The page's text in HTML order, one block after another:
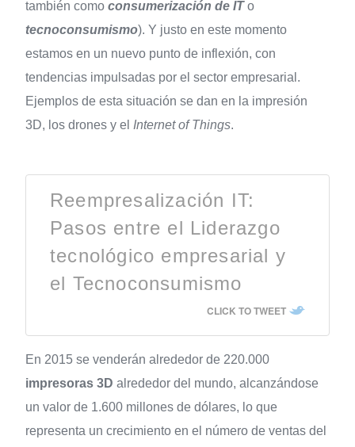
también como consumerización de ITo
tecnoconsumismo). Y justo en este momento
estamos en un nuevo punto de inflexión, con
tendencias impulsadas por el sector empresarial.
Ejemplos de esta situación se dan en la impresión
3D, los drones y el Internet of Things.
Reempresalización IT:
Pasos entre el Liderazgo
tecnológico empresarial y
el Tecnoconsumismo
CLICK TO TWEET
En 2015 se venderán alrededor de 220.000
impresoras 3D alrededor del mundo, alcanzándose
un valor de 1.600 millones de dólares, lo que
representa un crecimiento en el número de ventas del